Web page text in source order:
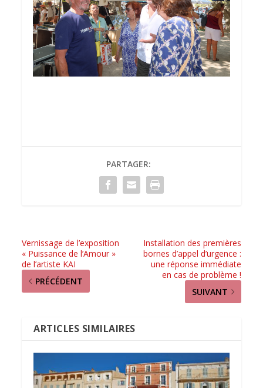
PARTAGER:
Vernissage de l’exposition
« Puissance de l’Amour »
de l’artiste KAI
PRÉCÉDENT
Installation des premières
bornes d’appel d’urgence :
une réponse immédiate
en cas de problème !
SUIVANT
ARTICLES SIMILAIRES